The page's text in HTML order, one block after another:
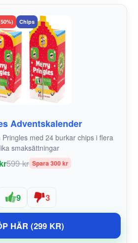
Chips
Adventskalender
med 24 burkar chips i flera
smaksättningar
599 kr Spara 300 kr
9 3
HÄR (299 KR)